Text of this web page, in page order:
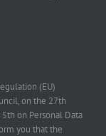
(EU)
on the 27th
on Personal Data
you that the